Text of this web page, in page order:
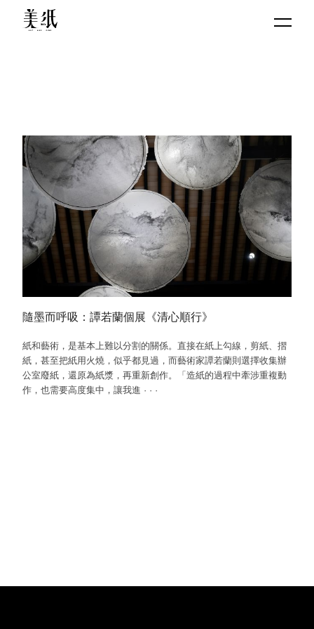
隨墨而呼吸：譚若蘭個展《清心順行》
紙和藝術，是基本上難以分割的關係。直接在紙上勾線，剪紙、摺
紙，甚至把紙用火燒，似乎都見過，而藝術家譚若蘭則選擇收集辦
公室廢紙，還原為紙漿，再重新創作。「造紙的過程中牽涉重複動
作，也需要高度集中，讓我進 · · ·